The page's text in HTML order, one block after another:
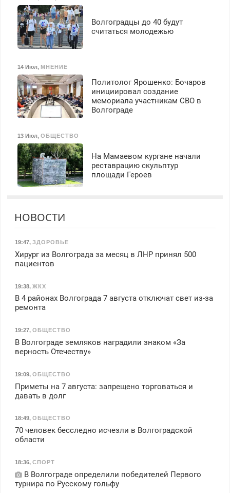
Волгоградцы до 40 будут
считаться молодежью
14 Июл, МНЕНИЕ
Политолог Ярошенко: Бочаров
инициировал создание
мемориала участникам СВО в
Волгограде
13 Июл, ОБЩЕСТВО
На Мамаевом кургане начали
реставрацию скульптур
площади Героев
НОВОСТИ
19:47, ЗДОРОВЬЕ
Хирург из Волгограда за месяц в ЛНР принял 500
пациентов
19:38, ЖКХ
В 4 районах Волгограда 7 августа отключат свет из-за
ремонта
19:27, ОБЩЕСТВО
В Волгограде земляков наградили знаком «За
верность Отечеству»
19:09, ОБЩЕСТВО
Приметы на 7 августа: запрещено торговаться и
давать в долг
18:49, ОБЩЕСТВО
70 человек бесследно исчезли в Волгоградской
области
18:36, СПОРТ
В Волгограде определили победителей Первого
турнира по Русскому гольфу